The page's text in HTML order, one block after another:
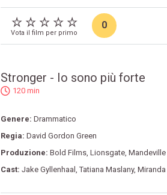
Vota il film per primo
0
Stronger - Io sono più forte
120 min
Genere: Drammatico
Regia: David Gordon Green
Produzione: Bold Films, Lionsgate,
Cast: Jake Gyllenhaal ,Tatiana Maslany,